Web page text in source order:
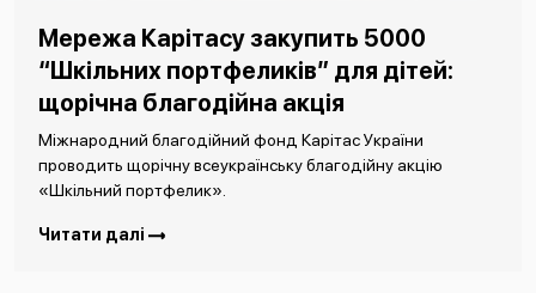
Мережа Карітасу закупить 5000
“Шкільних портфеликів” для дітей:
щорічна благодійна акція
Міжнародний благодійний фонд Карітас України
проводить щорічну всеукраїнську благодійну акцію
«Шкільний портфелик».
Читати далі